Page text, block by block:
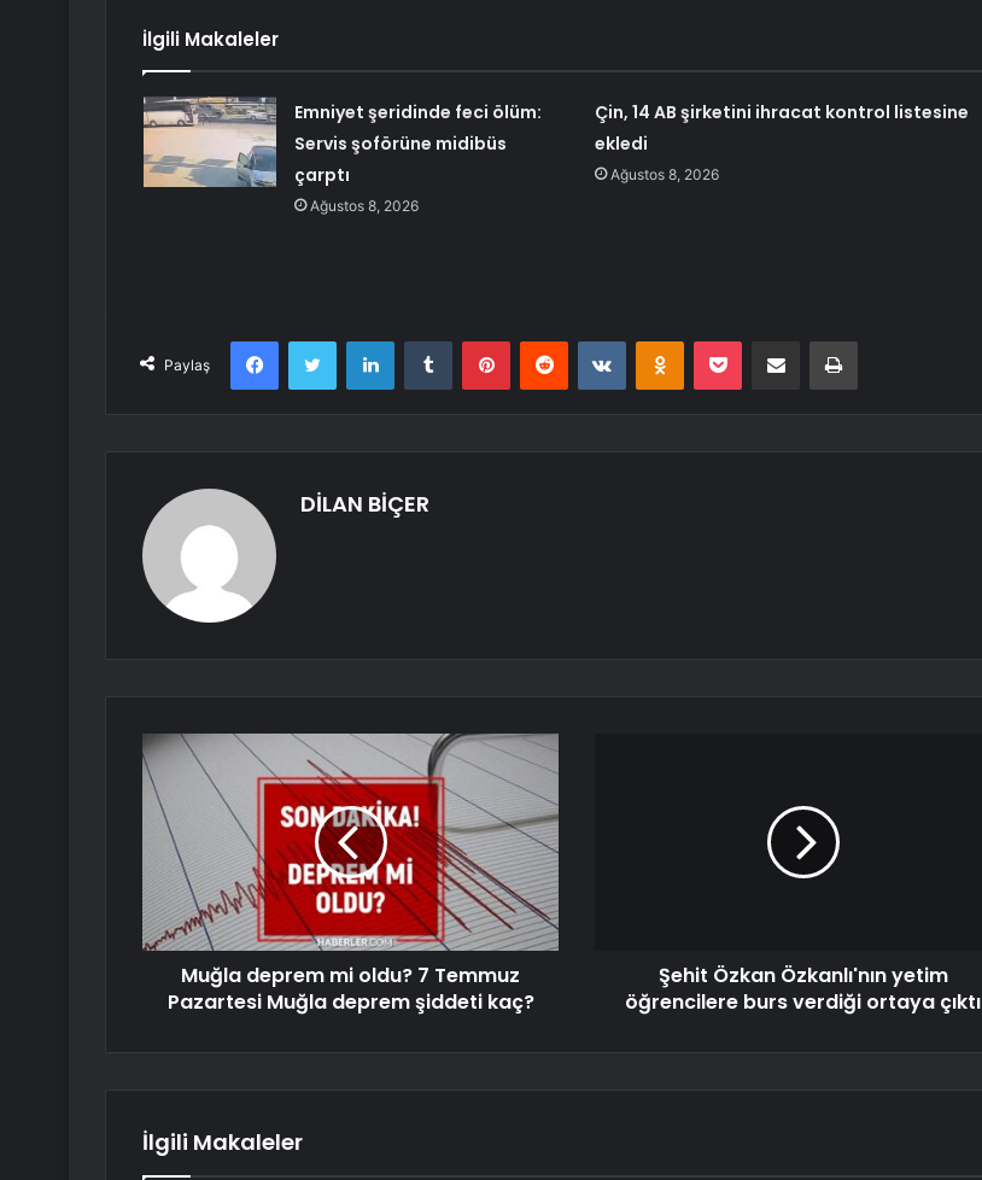
İlgili Makaleler
Emniyet şeridinde feci ölüm:
Servis şoförüne midibüs
çarptı
Ağustos 8, 2026
Çin, 14 AB şirketini ihracat kontrol listesine
ekledi
Ağustos 8, 2026
Paylaş
FacebookTwitter LinkedInTumblr PinterestReddit VKontakteOdnoklassniki
Pocket E-Posta ile paylaş Yazdır
DİLAN BİÇER
Muğla deprem mi oldu? 7 Temmuz
Pazartesi Muğla deprem şiddeti kaç?
Şehit Özkan Özkanlı'nın yetim
öğrencilere burs verdiği ortaya çıktı
İlgili Makaleler